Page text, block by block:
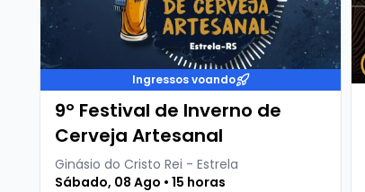
Ingressos voando
9º Festival de Inverno de
Cerveja Artesanal
Ginásio do Cristo Rei - Estrela
Sábado, 08 Ago • 15 horas